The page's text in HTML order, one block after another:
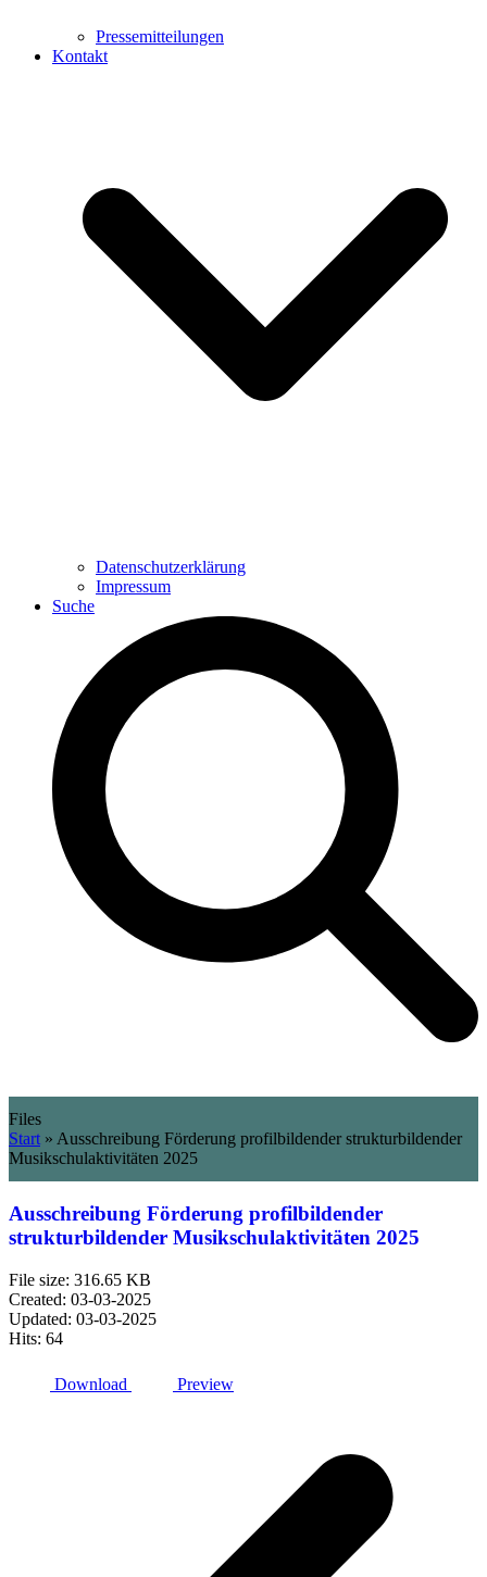
Pressemitteilungen
Kontakt
Datenschutzerklärung
Impressum
Suche
Files
Start » Ausschreibung Förderung profilbildender strukturbildender
Musikschulaktivitäten 2025
Ausschreibung Förderung profilbildender
strukturbildender Musikschulaktivitäten 2025
File size: 316.65 KB
Created: 03-03-2025
Updated: 03-03-2025
Hits: 64
Download
Preview